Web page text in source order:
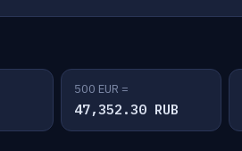
500 EUR =
47,352.30 RUB